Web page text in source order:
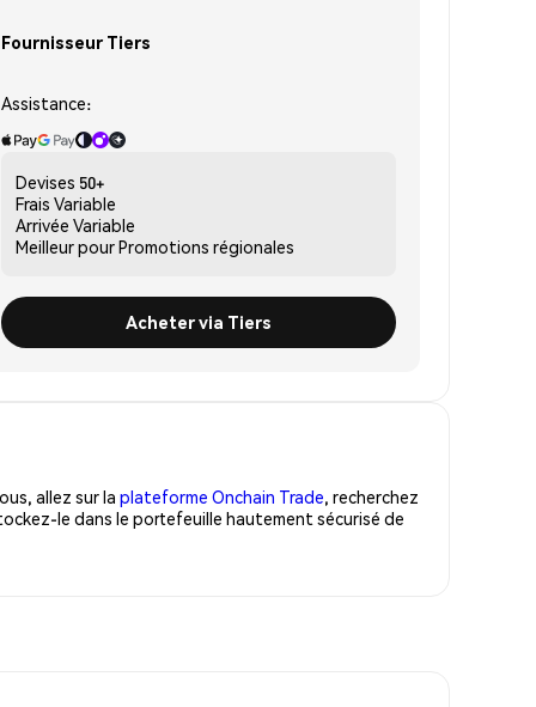
Fournisseur Tiers
Assistance:
Devises 50+
Frais Variable
Arrivée Variable
Meilleur pourPromotions régionales
Acheter via Tiers
allez sur la plateforme Onchain Trade, recherchez
le dans le portefeuille hautement sécurisé de